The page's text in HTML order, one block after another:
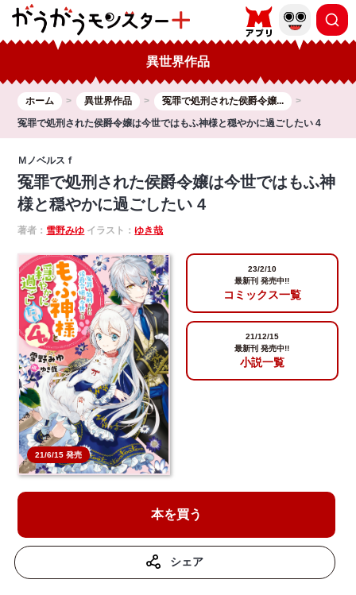
異世界作品
ホーム 異世界作品
冤罪で処刑された侯爵令嬢...
冤罪で処刑された侯爵令嬢は今世ではもふ神様と穏やかに過ごしたい 4
Ｍノベルスｆ
冤罪で処刑された侯爵令嬢は今世ではもふ神
様と穏やかに過ごしたい 4
著者： 雪野みゆ イラスト：ゆき哉
21/6/15 発売
23/2/10
最新刊 発売中!!
コミックス一覧
21/12/15
最新刊 発売中!!
小説一覧
本を買う
シェア